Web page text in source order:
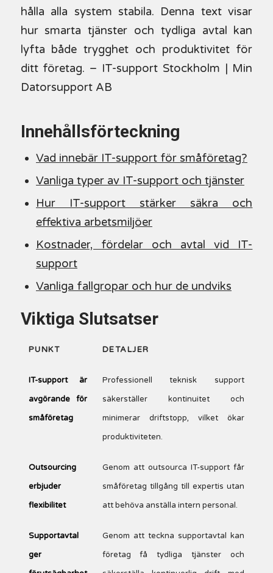
hålla alla system stabila. Denna text visar
hur smarta tjänster och tydliga avtal kan
lyfta både trygghet och produktivitet för
ditt företag. – IT-support Stockholm | Min
Datorsupport AB
Innehållsförteckning
Vad innebär IT-support för småföretag?
Vanliga typer av IT-support och tjänster
Hur IT-support stärker säkra och
effektiva arbetsmiljöer
Kostnader, fördelar och avtal vid IT-
support
Vanliga fallgropar och hur de undviks
Viktiga Slutsatser
PUNKT DETALJER
IT-support är
avgörande för
småföretag
Professionell teknisk support
säkerställer kontinuitet och
minimerar driftstopp, vilket ökar
produktiviteten.
Outsourcing
erbjuder
flexibilitet
Genom att outsourca IT-support får
småföretag tillgång till expertis utan
att behöva anställa intern personal.
Supportavtal
ger
Genom att teckna supportavtal kan
företag få tydliga tjänster och